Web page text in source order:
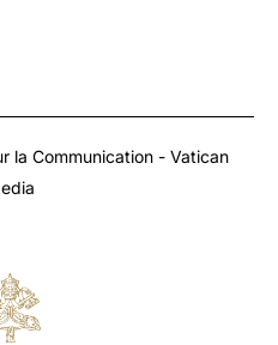
la Communication - Vatican